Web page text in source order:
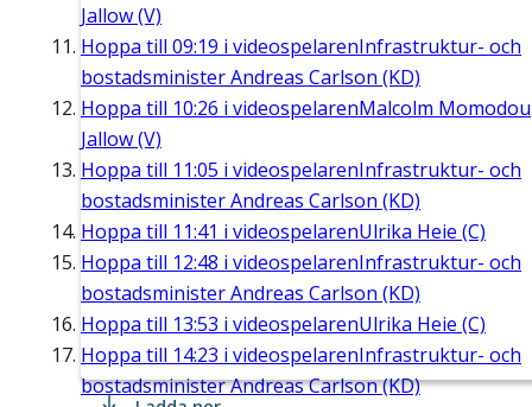
Jallow (V)
Hoppa till 09:19 i videospelarenInfrastruktur- och
bostadsminister Andreas Carlson (KD)
Hoppa till 10:26 i videospelarenMalcolm Momodou
Jallow (V)
Hoppa till 11:05 i videospelarenInfrastruktur- och
bostadsminister Andreas Carlson (KD)
Hoppa till 11:41 i videospelarenUlrika Heie (C)
Hoppa till 12:48 i videospelarenInfrastruktur- och
bostadsminister Andreas Carlson (KD)
Hoppa till 13:53 i videospelarenUlrika Heie (C)
Hoppa till 14:23 i videospelarenInfrastruktur- och
bostadsminister Andreas Carlson (KD)